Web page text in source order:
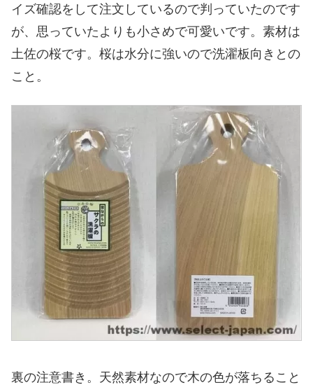
イズ確認をして注文しているので判っていたのです
が、思っていたよりも小さめで可愛いです。素材は
土佐の桜です。桜は水分に強いので洗濯板向きとの
こと。
裏の注意書き。天然素材なので木の色が落ちること